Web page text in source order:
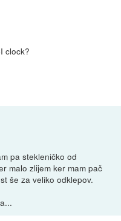
clock?
pa stekleničko od
malo zlijem ker mam pač
še za veliko odklepov.